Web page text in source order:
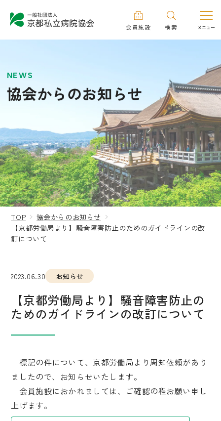
会員施設 検索
NEWS
協会からのお知らせ
TOP
協会からのお知らせ
【京都労働局より】騒音障害防止のためのガイドラインの改
訂について
2023.06.30 お知らせ
【京都労働局より】騒音障害防止の
ためのガイドラインの改訂について
標記の件について、京都労働局より周知依頼があり
ましたので、お知らせいたします。
会員施設におかれましては、ご確認の程お願い申し
上げます。